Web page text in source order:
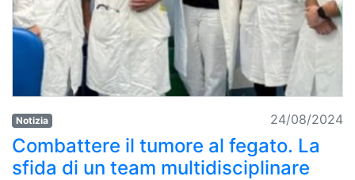
24/08/2024
Notizia
Combattere il tumore al fegato. La
sfida di un team multidisciplinare